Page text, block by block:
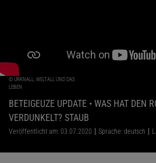
© URKNALL, WELTALL UND DAS
LEBEN
BETEIGEUZE UPDATE • WAS HAT DEN
VERDUNKELT? STAUB
Veröffentlicht am: 03.07.2020 Sprache: deutsch